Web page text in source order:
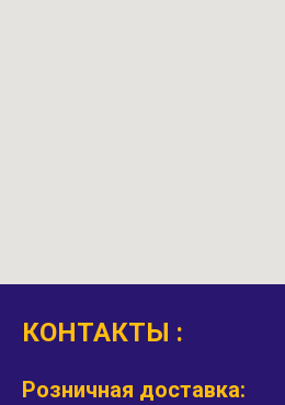
КОНТАКТЫ :
Розничная доставка: